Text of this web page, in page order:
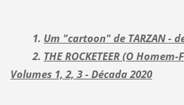
1. Um "cartoon" de TARZAN -
2. THE ROCKETEER (O
Volumes 1, 2, 3 - Década 2020